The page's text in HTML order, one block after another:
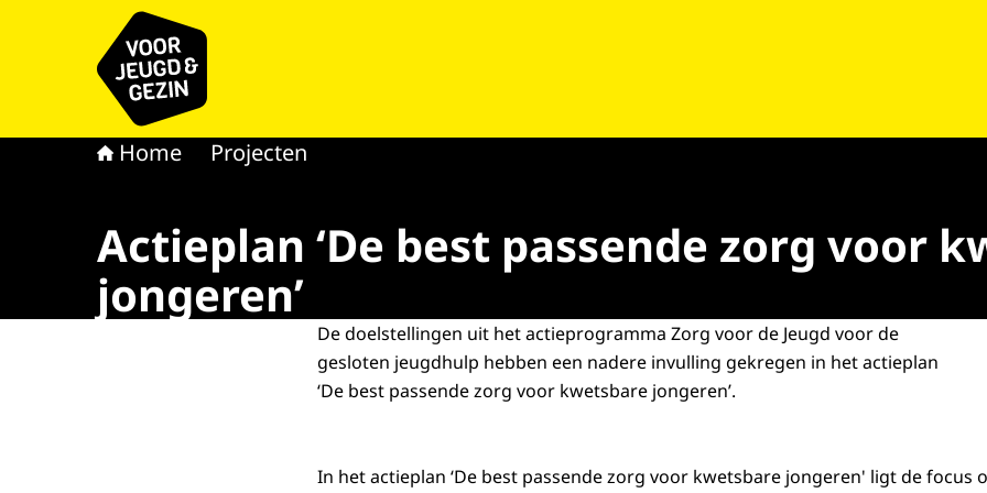
Naar de homepage van voor Jeugd & Gezin
Home Projecten
Actieplan ‘De best passende zorg voor
jongeren’
De doelstellingen uit het actieprogramma Zorg voor de Jeugd voor de
gesloten jeugdhulp hebben een nadere invulling gekregen in het actieplan
‘De best passende zorg voor kwetsbare jongeren’.
In het actieplan ‘De best passende zorg voor kwetsbare jongeren' ligt de focus